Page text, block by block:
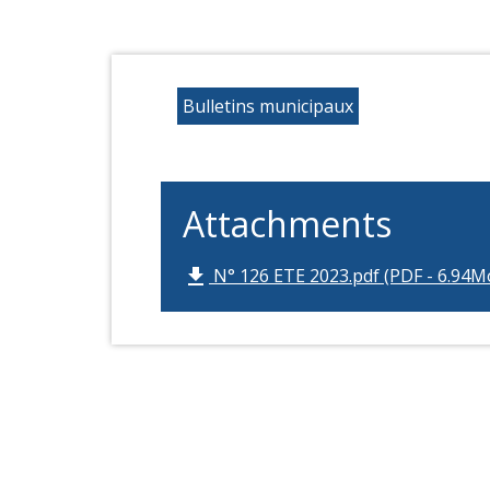
Bulletins municipaux
Attachments
file_download N° 126 ETE 2023.pdf (PDF -